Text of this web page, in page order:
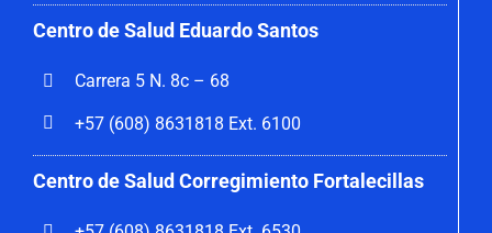
Centro de Salud Eduardo Santos
Carrera 5 N. 8c – 68
+57 (608) 8631818 Ext. 6100
Centro de Salud Corregimiento Fortalecillas